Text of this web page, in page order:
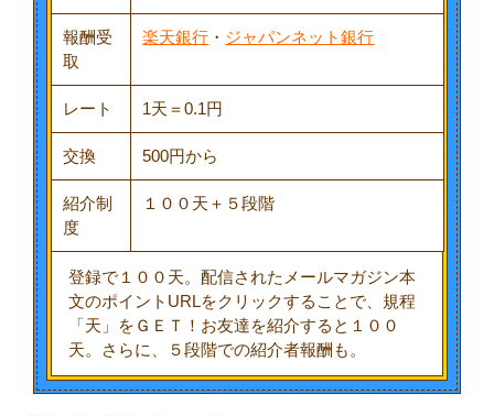
報酬受
取
楽天銀行 ・ ジャパンネット銀行
レート 1天＝0.1円
交換 500円から
紹介制
度
１００天＋５段階
登録で１００天。配信されたメールマガジン本
文のポイントURLをクリックすることで、規程
「天」をＧＥＴ！お友達を紹介すると１００
天。さらに、５段階での紹介者報酬も。